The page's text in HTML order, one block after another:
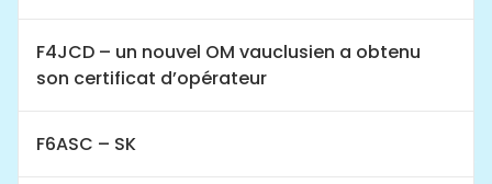
F4JCD – un nouvel OM vauclusien a obtenu
son certificat d’opérateur
F6ASC – SK